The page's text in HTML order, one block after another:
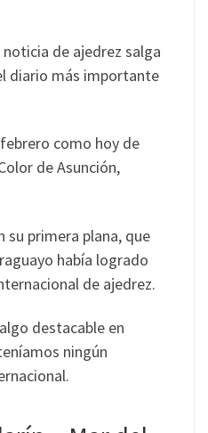
de ajedrez salga
diario más importante
como hoy de
de Asunción,
su primera plana, que
había logrado
de ajedrez.
destacable en
ningún